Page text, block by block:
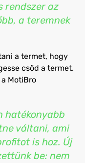
rendszer az
a teremnek
a termet, hogy
csőd a termet.
MotiBro
hatékonyabb
váltani, ami
is hoz. Új
be: nem